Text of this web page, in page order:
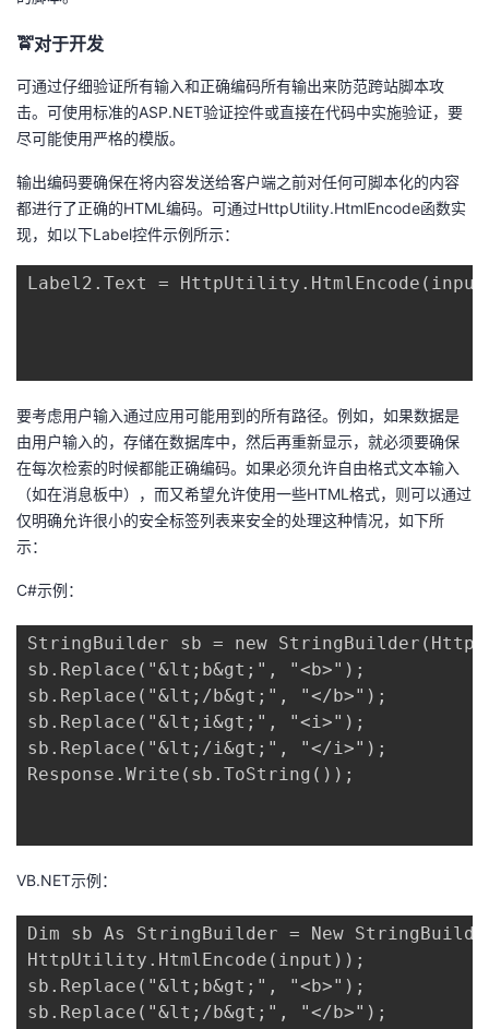
🚖对于开发
可通过仔细验证所有输入和正确编码所有输出来防范跨站脚本攻
击。可使用标准的ASP.NET验证控件或直接在代码中实施验证，要
尽可能使用严格的模版。
输出编码要确保在将内容发送给客户端之前对任何可脚本化的内容
都进行了正确的HTML编码。可通过HttpUtility.HtmlEncode函数实
现，如以下Label控件示例所示：
Label2.Text =
要考虑用户输入通过应用可能用到的所有路径。例如，如果数据是
由用户输入的，存储在数据库中，然后再重新显示，就必须要确保
在每次检索的时候都能正确编码。如果必须允许自由格式文本输入
（如在消息板中），而又希望允许使用一些HTML格式，则可以通过
仅明确允许很小的安全标签列表来安全的处理这种情况，如下所
示：
C#示例：
StringBuilder sb = new
sb.Replace("&lt;b&gt;", "<b>");
sb.Replace("&lt;/b&gt;", "</b>");
sb.Replace("&lt;i&gt;", "<i>");
sb.Replace("&lt;/i&gt;", "</i>");
Response.Write(sb.ToString());
VB.NET示例：
Dim sb As StringBuilder = New
HttpUtility.HtmlEncode(input));
sb.Replace("&lt;b&gt;", "<b>");
sb.Replace("&lt;/b&gt;", "</b>");